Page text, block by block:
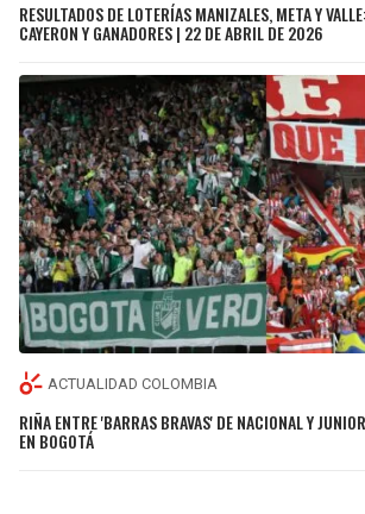
RESULTADOS DE LOTERÍAS MANIZALES, META Y
CAYERON Y GANADORES | 22 DE ABRIL DE 2026
ACTUALIDAD COLOMBIA
RIÑA ENTRE 'BARRAS BRAVAS' DE NACIONAL Y
EN BOGOTÁ